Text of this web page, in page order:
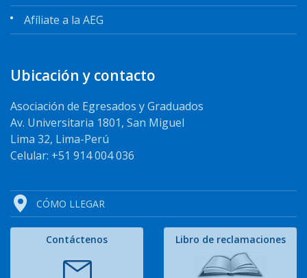
Afíliate a la AEG
Ubicación y contacto
Asociación de Egresados y Graduados
Av. Universitaria 1801, San Miguel
Lima 32, Lima-Perú
Celular: +51 914 004 036
CÓMO LLEGAR
Contáctenos Libro de reclamaciones